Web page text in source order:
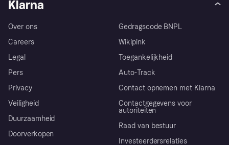
Klarna
Over ons
Careers
Legal
Pers
Privacy
Veiligheid
Duurzaamheid
Doorverkopen
Gedragscode BNPL
Wikipink
Toegankelijkheid
Auto-Track
Contact opnemen met Klarna
Contactgegevens voor
autoriteiten
Raad van bestuur
Investeerdersrelaties